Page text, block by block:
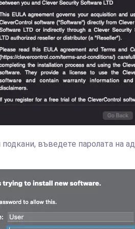
въведете паролата на